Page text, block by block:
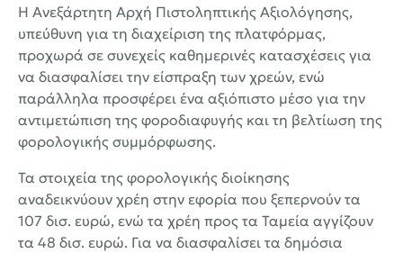
Η Ανεξάρτητη Αρχή Πιστοληπτικής Αξιολόγησης,
υπεύθυνη για τη διαχείριση της πλατφόρμας,
προχωρά σε συνεχείς καθημερινές κατασχέσεις για
να διασφαλίσει την είσπραξη των χρεών, ενώ
παράλληλα προσφέρει ένα αξιόπιστο μέσο για την
αντιμετώπιση της φοροδιαφυγής και τη βελτίωση της
φορολογικής συμμόρφωσης.
Τα στοιχεία της φορολογικής διοίκησης
αναδεικνύουν χρέη στην εφορία που ξεπερνούν τα
107 δισ. ευρώ, ενώ τα χρέη προς τα Ταμεία αγγίζουν
τα 48 δισ. ευρώ. Για να διασφαλίσει τα δημόσια